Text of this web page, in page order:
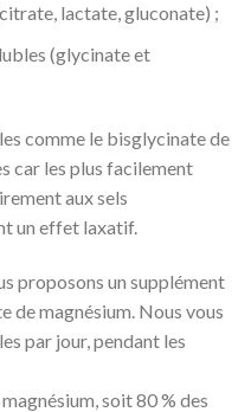
lactate, gluconate) ;
(glycinate et
comme le bisglycinate de
car les plus facilement
aux sels
un effet laxatif.
proposons un supplément
de magnésium. Nous vous
par jour, pendant les
soit 80 % des